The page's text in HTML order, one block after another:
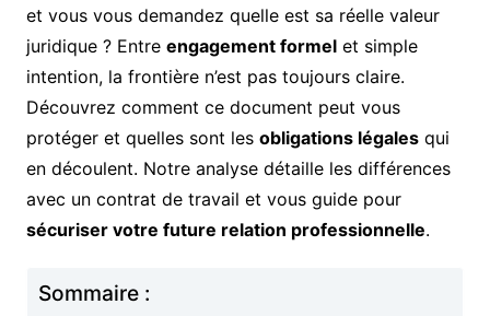
et vous vous demandez quelle est sa réelle valeur
juridique ? Entre engagement formelet simple
intention, la frontière n’est pas toujours claire.
Découvrez comment ce document peut vous
protéger et quelles sont les obligations légalesqui
en découlent. Notre analyse détaille les différences
avec un contrat de travail et vous guide pour
sécuriser votre future relation professionnelle.
Sommaire :